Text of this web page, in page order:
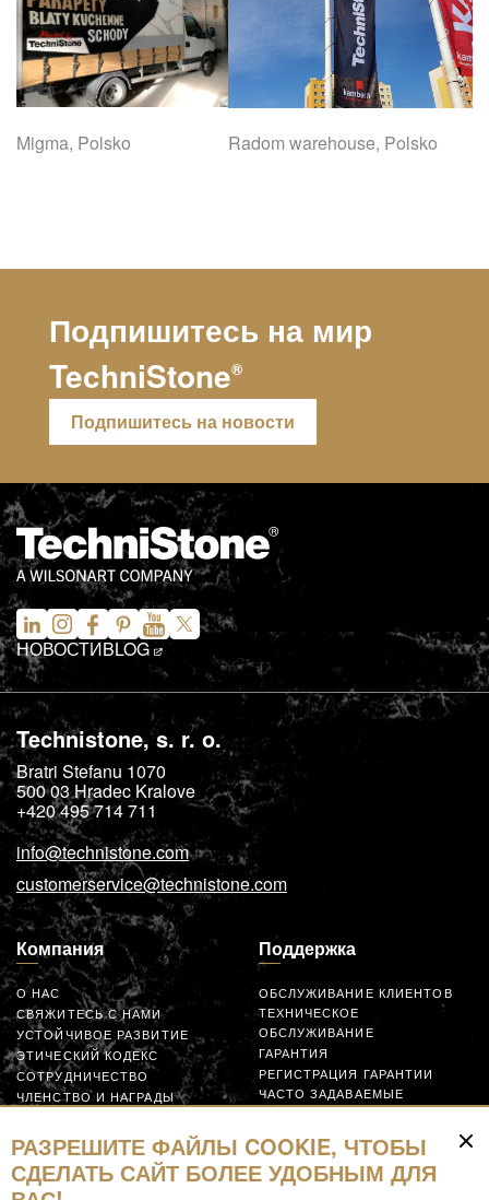
Migma, Polsko Radom warehouse, Polsko
Подпишитесь на мир
TechniStone®
Подпишитесь на новости
НОВОСТИBLOG
Technistone, s. r. o.
Bratri Stefanu 1070
500 03Hradec Kralove
+420 495 714 711
info@technistone.com
customerservice@technistone.com
Компания
О НАС
СВЯЖИТЕСЬ С НАМИ
УСТОЙЧИВОЕ РАЗВИТИЕ
ЭТИЧЕСКИЙ КОДЕКС
СОТРУДНИЧЕСТВО
ЧЛЕНСТВО И НАГРАДЫ
СОТРУДНИЧАЙТЕ
Поддержка
ОБСЛУЖИВАНИЕ КЛИЕНТОВ
ТЕХНИЧЕСКОЕ
ОБСЛУЖИВАНИЕ
ГАРАНТИЯ
РЕГИСТРАЦИЯ ГАРАНТИИ
ЧАСТО ЗАДАВАЕМЫЕ
ВОПРОСЫ
РАЗРЕШИТЕ ФАЙЛЫ COOKIE, ЧТОБЫ
СДЕЛАТЬ САЙТ БОЛЕЕ УДОБНЫМ ДЛЯ